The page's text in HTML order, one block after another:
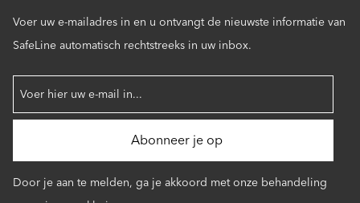
Voer uw e-mailadres in en u ontvangt de nieuwste informatie van
SafeLine automatisch rechtstreeks in uw inbox.
Door je aan te melden, ga je akkoord met onze behandeling